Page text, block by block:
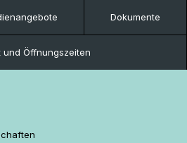
Dokumente
und Öffnungszeiten